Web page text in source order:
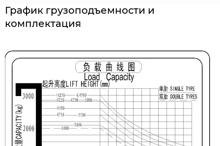
График грузоподъемности и
комплектация